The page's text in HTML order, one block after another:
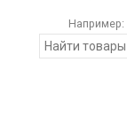
Например: